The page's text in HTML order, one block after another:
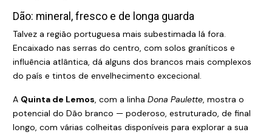
Dão: mineral, fresco e de longa guarda
Talvez a região portuguesa mais subestimada lá fora.
Encaixado nas serras do centro, com solos graníticos e
influência atlântica, dá alguns dos brancos mais complexos
do país e tintos de envelhecimento excecional.
A Quinta de Lemos, com a linha Dona Paulette, mostra o
potencial do Dão branco — poderoso, estruturado, de final
longo, com várias colheitas disponíveis para explorar a sua